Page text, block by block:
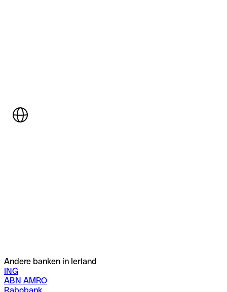
Andere banken in Ierland
ING
ABN AMRO